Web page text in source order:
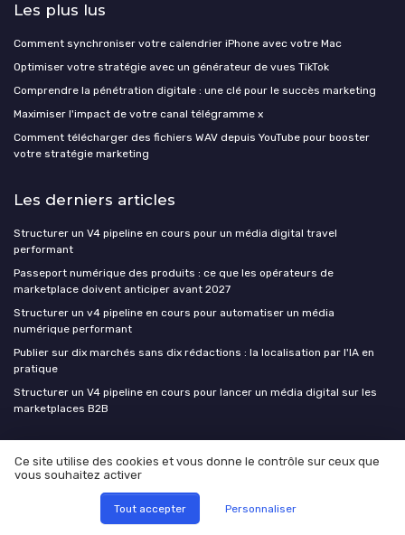
Les plus lus
Comment synchroniser votre calendrier iPhone avec votre Mac
Optimiser votre stratégie avec un générateur de vues TikTok
Comprendre la pénétration digitale : une clé pour le succès marketing
Maximiser l'impact de votre canal télégramme x
Comment télécharger des fichiers WAV depuis YouTube pour booster
votre stratégie marketing
Les derniers articles
Structurer un V4 pipeline en cours pour un média digital travel
performant
Passeport numérique des produits : ce que les opérateurs de
marketplace doivent anticiper avant 2027
Structurer un v4 pipeline en cours pour automatiser un média
numérique performant
Publier sur dix marchés sans dix rédactions : la localisation par l'IA en
pratique
Structurer un V4 pipeline en cours pour lancer un média digital sur les
marketplaces B2B
Nenuphar Media
Contact et Partenariats
Ce site utilise des cookies et vous donne le contrôle sur ceux que
vous souhaitez activer
Tout accepter Personnaliser